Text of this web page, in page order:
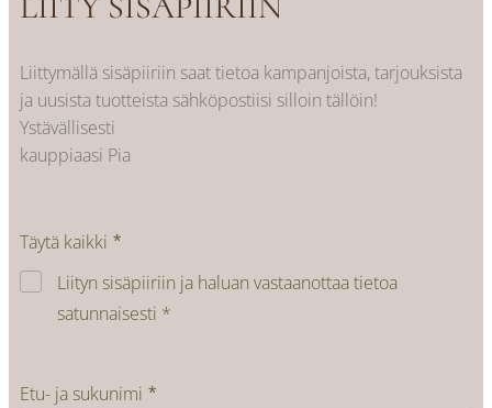
Liittymällä sisäpiiriin saat tietoa kampanjoista, tarjouksista
ja uusista tuotteista sähköpostiisi silloin tällöin!
Ystävällisesti
kauppiaasi Pia
Täytä kaikki
Liityn sisäpiiriin ja haluan vastaanottaa tietoa
satunnaisesti *
Etu- ja sukunimi